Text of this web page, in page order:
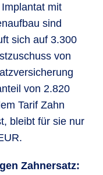
mit
sind
sich auf 3.300
von
von 2.820
Tarif Zahn
bleibt für sie nur
Zahn­ersatz: